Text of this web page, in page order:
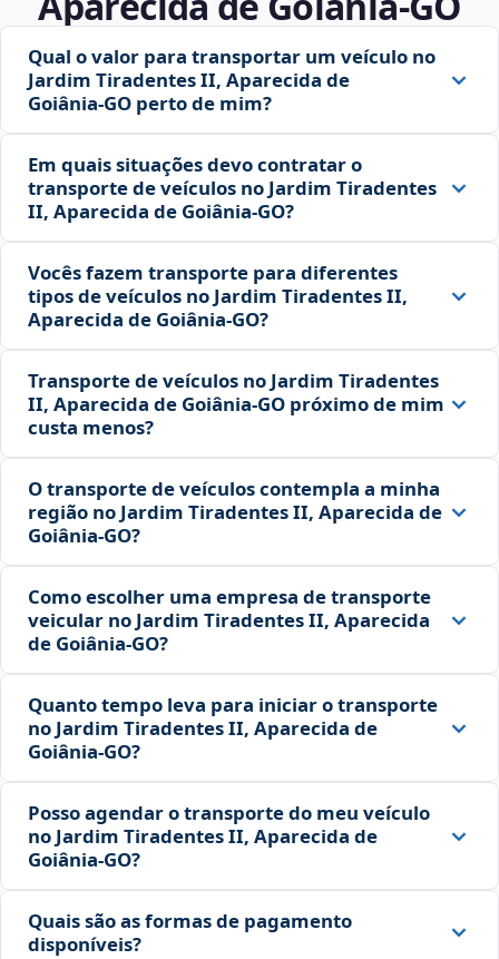
Qual o valor para transportar um veículo no
Jardim Tiradentes II, Aparecida de
Goiânia‑GO perto de mim?
Em quais situações devo contratar o
transporte de veículos no Jardim Tiradentes
II, Aparecida de Goiânia‑GO?
Vocês fazem transporte para diferentes
tipos de veículos no Jardim Tiradentes II,
Aparecida de Goiânia‑GO?
Transporte de veículos no Jardim Tiradentes
II, Aparecida de Goiânia‑GO próximo de mim
custa menos?
O transporte de veículos contempla a minha
região no Jardim Tiradentes II, Aparecida de
Goiânia‑GO?
Como escolher uma empresa de transporte
veicular no Jardim Tiradentes II, Aparecida
de Goiânia‑GO?
Quanto tempo leva para iniciar o transporte
no Jardim Tiradentes II, Aparecida de
Goiânia‑GO?
Posso agendar o transporte do meu veículo
no Jardim Tiradentes II, Aparecida de
Goiânia‑GO?
Quais são as formas de pagamento
disponíveis?